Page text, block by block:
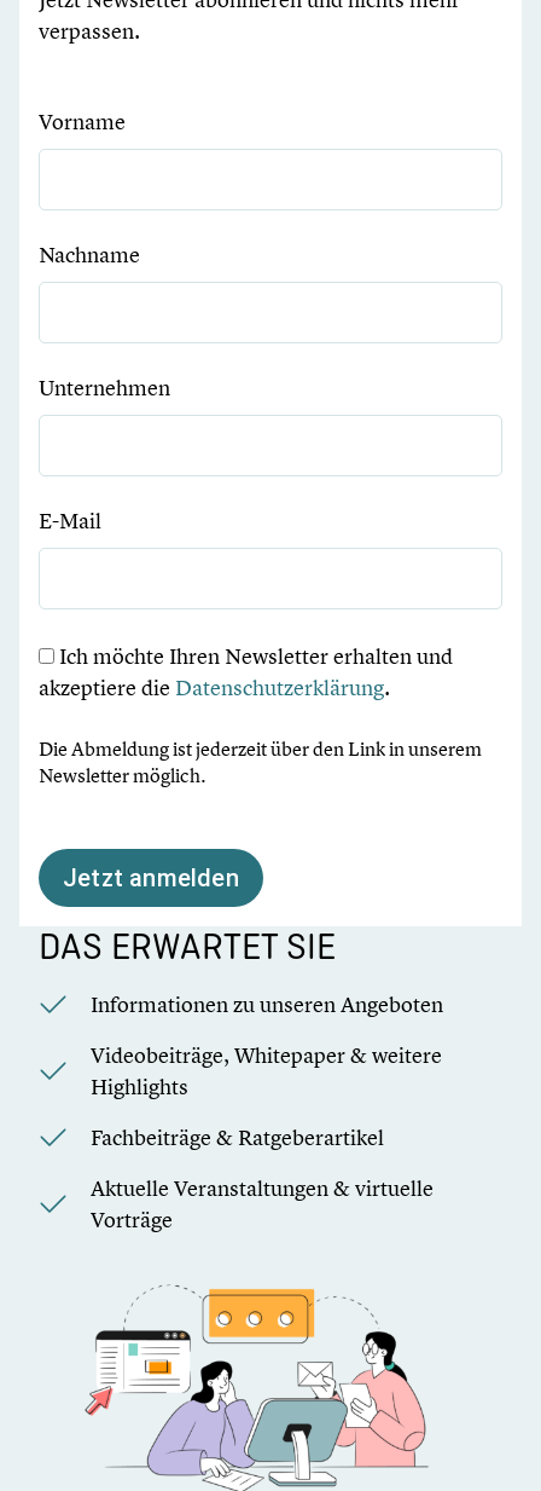
verpassen.
Vorname
Nachname
Unternehmen
E-Mail
Ich möchte Ihren Newsletter erhalten und
akzeptiere die Datenschutzerklärung.
Die Abmeldung ist jederzeit über den Link in unserem
Newsletter möglich.
Jetzt anmelden
DAS ERWARTET SIE
Informationen zu unseren Angeboten
Videobeiträge, Whitepaper & weitere
Highlights
Fachbeiträge & Ratgeberartikel
Aktuelle Veranstaltungen & virtuelle
Vorträge